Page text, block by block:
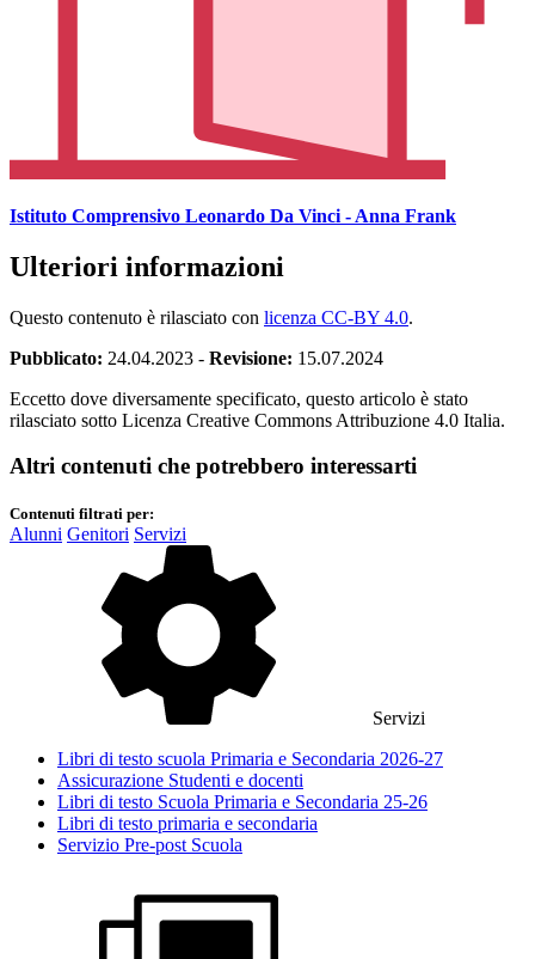
Istituto Comprensivo Leonardo Da Vinci - Anna Frank
Ulteriori informazioni
Questo contenuto è rilasciato con licenza CC-BY 4.0.
Pubblicato: 24.04.2023 - Revisione: 15.07.2024
Eccetto dove diversamente specificato, questo articolo è stato
rilasciato sotto Licenza Creative Commons Attribuzione 4.0 Italia.
Altri contenuti che potrebbero interessarti
Contenuti filtrati per:
Alunni Genitori Servizi
Servizi
Libri di testo scuola Primaria e Secondaria 2026-27
Assicurazione Studenti e docenti
Libri di testo Scuola Primaria e Secondaria 25-26
Libri di testo primaria e secondaria
Servizio Pre-post Scuola